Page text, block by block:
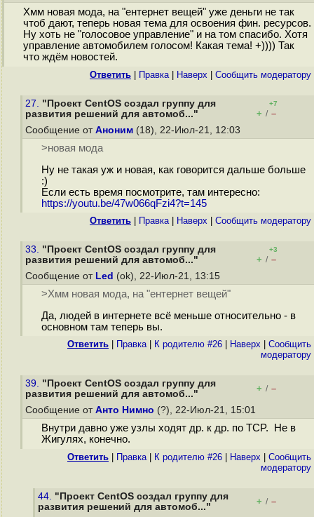
Хмм новая мода, на "ентернет вещей" уже деньги не так
чтоб дают, теперь новая тема для освоения фин. ресурсов.
Ну хоть не "голосовое управление" и на том спасибо. Хотя
управление автомобилем голосом! Какая тема! +)))) Так
что ждём новостей.
Ответить Правка| Наверх Cообщить модератору
27. "Проект CentOS создал группу для
развития решений для автомоб..."
+7
+ / –
Сообщение от Аноним (18), 22-Июл-21, 12:03
>новая мода
Ну не такая уж и новая, как говорится дальше больше
:)
Если есть время посмотрите, там интересно:
https://youtu.be/47w066qFzi4?t=145
Ответить Правка| Наверх Cообщить модератору
33. "Проект CentOS создал группу для
развития решений для автомоб..."
+3
+ / –
Сообщение от Led (ok), 22-Июл-21, 13:15
>Хмм новая мода, на "ентернет вещей"
Да, людей в интернете всё меньше относительно - в
основном там теперь вы.
Ответить Правка| К родителю #26 Наверх
Cообщить
модератору
39. "Проект CentOS создал группу для
развития решений для автомоб..."
+ / –
Сообщение от Анто Нимно (?), 22-Июл-21, 15:01
Внутри давно уже узлы ходят др. к др. по TCP. Не в
Жигулях, конечно.
Ответить Правка| К родителю #26 Наверх
Cообщить
модератору
44. "Проект CentOS создал группу для
развития решений для автомоб..."
+ / –